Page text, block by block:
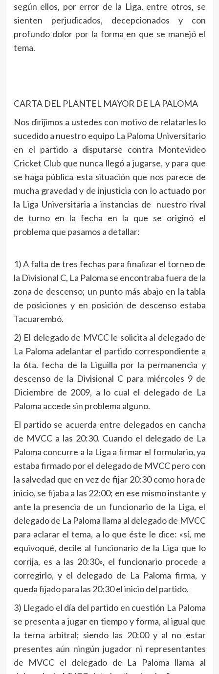
según ellos, por error de la Liga, entre otros, se
sienten perjudicados, decepcionados y con
profundo dolor por la forma en que se manejó el
tema.
CARTA DEL PLANTEL MAYOR DE LA PALOMA
Nos dirijimos a ustedes con motivo de relatarles lo
sucedido a nuestro equipo La Paloma Universitario
en el partido a disputarse contra Montevideo
Cricket Club que nunca llegó a jugarse, y para que
se haga pública esta situación que nos parece de
mucha gravedad y de injusticia con lo actuado por
la Liga Universitaria a instancias de nuestro rival
de turno en la fecha en la que se originó el
problema que pasamos a detallar:
1) A falta de tres fechas para finalizar el torneo de
la Divisional C, La Paloma se encontraba fuera de la
zona de descenso; un punto más abajo en la tabla
de posiciones y en posición de descenso estaba
Tacuarembó.
2) El delegado de MVCC le solicita al delegado de
La Paloma adelantar el partido correspondiente a
la 6ta. fecha de la Liguilla por la permanencia y
descenso de la Divisional C para miércoles 9 de
Diciembre de 2009, a lo cual el delegado de La
Paloma accede sin problema alguno.
El partido se acuerda entre delegados en cancha
de MVCC a las 20:30. Cuando el delegado de La
Paloma concurre a la Liga a firmar el formulario, ya
estaba firmado por el delegado de MVCC pero con
la salvedad que en vez de fijar 20:30 como hora de
inicio, se fijaba a las 22:00; en ese mismo instante y
ante la presencia de un funcionario de la Liga, el
delegado de La Paloma llama al delegado de MVCC
para aclarar el tema, a lo que éste le dice: «sí, me
equivoqué, decile al funcionario de la Liga que lo
corrija, es a las 20:30», el funcionario procede a
corregirlo, y el delegado de La Paloma firma, y
queda fijado para las 20:30 el inicio del partido.
3) Llegado el día del partido en cuestión La Paloma
se presenta a jugar en tiempo y forma, al igual que
la terna arbitral; siendo las 20:00 y al no estar
presentes aún ningún jugador ni representantes
de MVCC el delegado de La Paloma llama al